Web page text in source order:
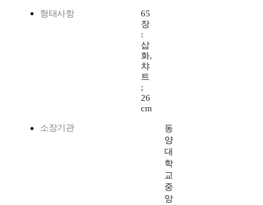
형태사항
65
장
:
삽
화,
챠
트
;
26
cm
소장기관
동
양
대
학
교
중
앙